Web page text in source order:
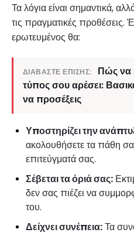
Τα λόγια είναι σημαντικά,
τις πραγματικές προθέσεις.
ερωτευμένος θα:
ΔΙΑΒΆΣΤΕ ΕΠΊΣΗΣ:
Πώς να
τύπος σου αρέσει:
να προσέξεις
Υποστηρίζει την
ακολουθήσετε τα πάθη
επιτεύγματά σας.
Σέβεται τα όριά σας:
δεν σας πιέζει να
του.
Δείχνει συνέπεια:Τα